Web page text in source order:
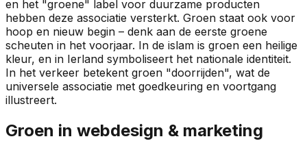
en het "groene" label voor duurzame producten
hebben deze associatie versterkt. Groen staat ook voor
hoop en nieuw begin – denk aan de eerste groene
scheuten in het voorjaar. In de islam is groen een heilige
kleur, en in Ierland symboliseert het nationale identiteit.
In het verkeer betekent groen "doorrijden", wat de
universele associatie met goedkeuring en voortgang
illustreert.
Groen in webdesign & marketing